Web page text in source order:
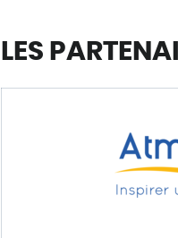
LES